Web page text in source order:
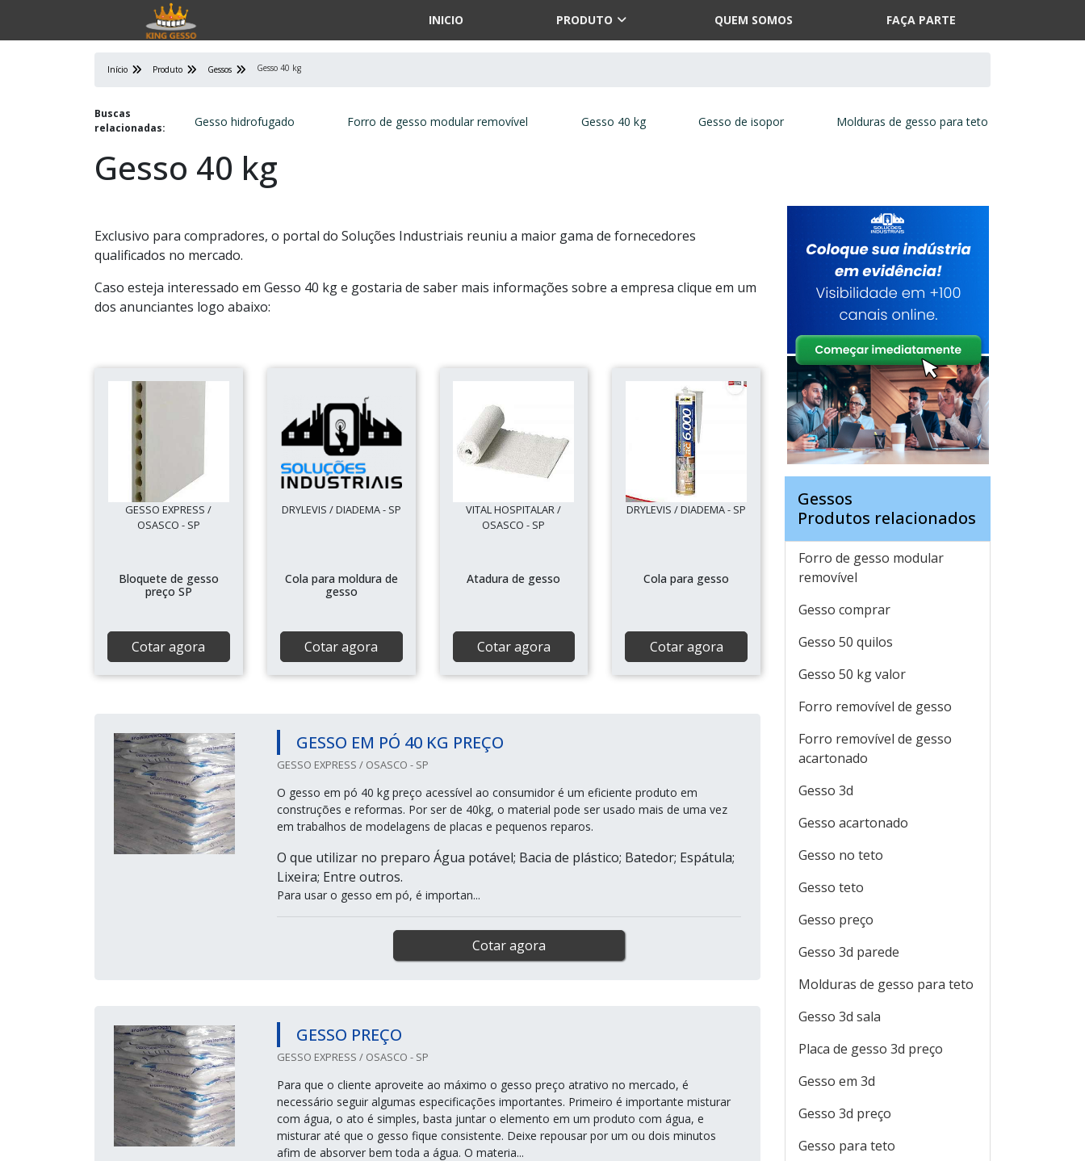
INICIO PRODUTO QUEM SOMOS FAÇA PARTE
Início Produto Gessos Gesso 40 kg
Buscas
relacionadas:
Gesso hidrofugado Forro de gesso modular removível Gesso 40 kg Gesso de isopor Molduras de gesso para teto
Gesso 40 kg
Exclusivo para compradores, o portal do Soluções Industriais reuniu a maior gama de fornecedores
qualificados no mercado.
Caso esteja interessado em Gesso 40 kg e gostaria de saber mais informações sobre a empresa clique em um
dos anunciantes logo abaixo:
GESSO EXPRESS /
OSASCO - SP
Bloquete de gesso
preço SP
Cotar agora
DRYLEVIS / DIADEMA - SP
Cola para moldura de
gesso
Cotar agora
VITAL HOSPITALAR /
OSASCO - SP
Atadura de gesso
Cotar agora
DRYLEVIS / DIADEMA - SP
Cola para gesso
Cotar agora
GESSO EM PÓ 40 KG PREÇO
GESSO EXPRESS / OSASCO - SP
O gesso em pó 40 kg preço acessível ao consumidor é um eficiente produto em
construções e reformas. Por ser de 40kg, o material pode ser usado mais de uma vez
em trabalhos de modelagens de placas e pequenos reparos.
O que utilizar no preparo Água potável; Bacia de plástico; Batedor; Espátula;
Lixeira; Entre outros.
Para usar o gesso em pó, é importan...
Cotar agora
GESSO PREÇO
GESSO EXPRESS / OSASCO - SP
Para que o cliente aproveite ao máximo o gesso preço atrativo no mercado, é
necessário seguir algumas especificações importantes. Primeiro é importante misturar
com água, o ato é simples, basta juntar o elemento em um produto com água, e
misturar até que o gesso fique consistente. Deixe repousar por um ou dois minutos
afim de absorver bem toda a água. O materia...
Gessos
Produtos relacionados
Forro de gesso modular
removível
Gesso comprar
Gesso 50 quilos
Gesso 50 kg valor
Forro removível de gesso
Forro removível de gesso
acartonado
Gesso 3d
Gesso acartonado
Gesso no teto
Gesso teto
Gesso preço
Gesso 3d parede
Molduras de gesso para teto
Gesso 3d sala
Placa de gesso 3d preço
Gesso em 3d
Gesso 3d preço
Gesso para teto